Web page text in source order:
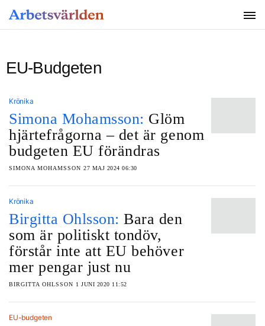
EU-Budgeten
Krönika
Simona Mohamsson: Glöm
hjärtefrågorna – det är genom
budgeten EU förändras
SIMONA MOHAMSSON 27 MAJ 2024 06:30
Krönika
Birgitta Ohlsson: Bara den
som är politiskt tondöv,
förstår inte att EU behöver
mer pengar just nu
BIRGITTA OHLSSON 1 JUNI 2020 11:52
EU-budgeten